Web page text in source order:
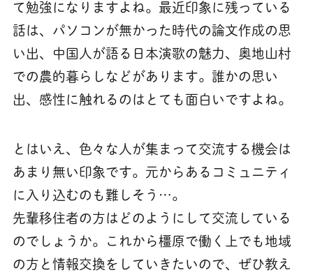
て勉強になりますよね。最近印象に残っている
話は、パソコンが無かった時代の論文作成の思
い出、中国人が語る日本演歌の魅力、奥地山村
での農的暮らしなどがあります。誰かの思い
出、感性に触れるのはとても面白いですよね。
とはいえ、色々な人が集まって交流する機会は
あまり無い印象です。元からあるコミュニティ
に入り込むのも難しそう…。
先輩移住者の方はどのようにして交流している
のでしょうか。これから橿原で働く上でも地域
の方と情報交換をしていきたいので、ぜひ教え